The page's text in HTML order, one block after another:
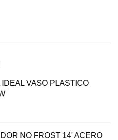
IDEAL VASO PLASTICO
NO FROST 14' ACERO